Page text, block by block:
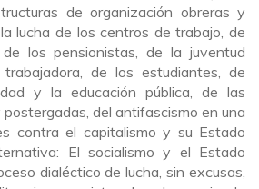
de organización obreras y
lucha de los centros de trabajo, de
los pensionistas, de la juventud
de los estudiantes, de
y la educación pública, de las
del antifascismo en una
contra el capitalismo y su Estado
El socialismo y el Estado
dialéctico de lucha, sin excusas,